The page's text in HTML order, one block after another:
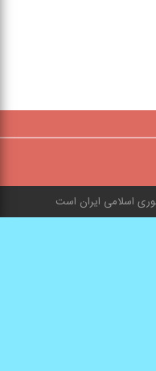
اسلامی ایران است